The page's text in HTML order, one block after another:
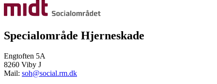
Specialområde Hjerneskade
Engtoften 5A
8260 Viby J
Mail: soh@social.rm.dk